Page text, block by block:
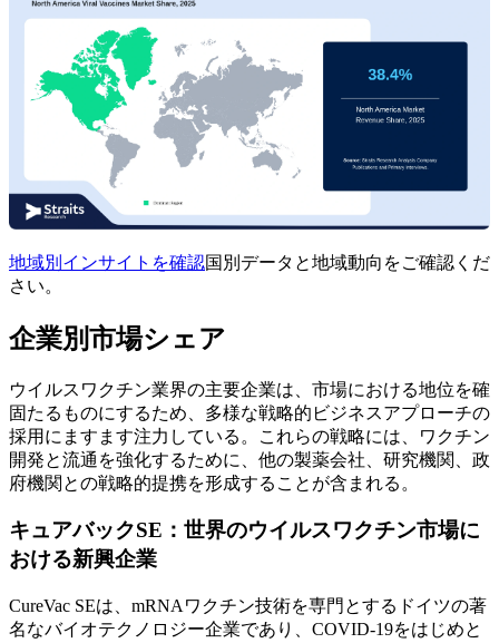
地域別インサイトを確認国別データと地域動向をご確認くだ
さい。
企業別市場シェア
ウイルスワクチン業界の主要企業は、市場における地位を確
固たるものにするため、多様な戦略的ビジネスアプローチの
採用にますます注力している。これらの戦略には、ワクチン
開発と流通を強化するために、他の製薬会社、研究機関、政
府機関との戦略的提携を形成することが含まれる。
キュアバックSE：世界のウイルスワクチン市場に
おける新興企業
CureVac SEは、mRNAワクチン技術を専門とするドイツの著
名なバイオテクノロジー企業であり、COVID-19をはじめと